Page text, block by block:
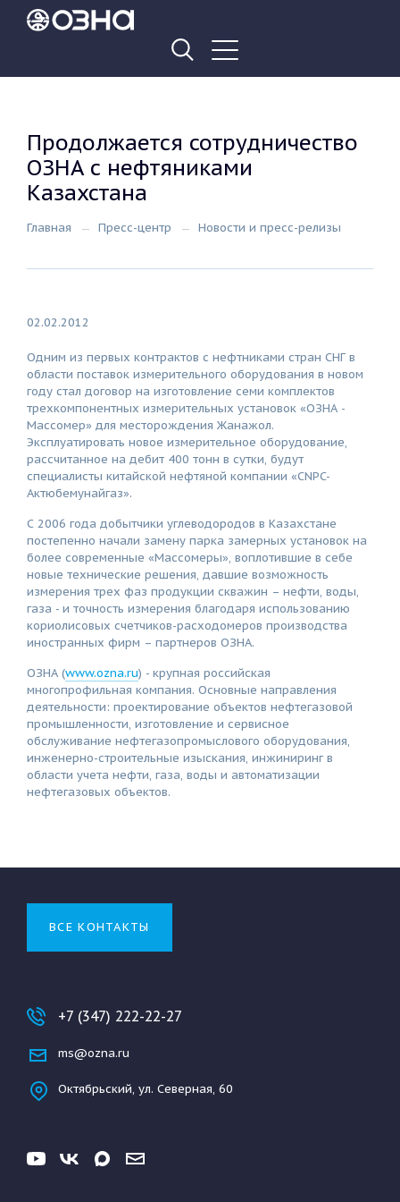
Продолжается сотрудничество
ОЗНА с нефтяниками
Казахстана
Главная Пресс-центр Новости и пресс-релизы
02.02.2012
Одним из первых контрактов с нефтниками стран СНГ в
области поставок измерительного оборудования в новом
году стал договор на изготовление семи комплектов
трехкомпонентных измерительных установок «ОЗНА -
Массомер» для месторождения Жанажол.
Эксплуатировать новое измерительное оборудование,
рассчитанное на дебит 400 тонн в сутки, будут
специалисты китайской нефтяной компании «CNPC-
Актюбемунайгаз».
С 2006 года добытчики углеводородов в Казахстане
постепенно начали замену парка замерных установок на
более современные «Массомеры», воплотившие в себе
новые технические решения, давшие возможность
измерения трех фаз продукции скважин – нефти, воды,
газа - и точность измерения благодаря использованию
кориолисовых счетчиков-расходомеров производства
иностранных фирм – партнеров ОЗНА.
ОЗНА (www.ozna.ru) - крупная российская
многопрофильная компания. Основные направления
деятельности: проектирование объектов нефтегазовой
промышленности, изготовление и сервисное
обслуживание нефтегазопромыслового оборудования,
инженерно-строительные изыскания, инжиниринг в
области учета нефти, газа, воды и автоматизации
нефтегазовых объектов.
ВСЕ КОНТАКТЫ
+7 (347) 222-22-27
ms@ozna.ru
Октябрьский, ул. Северная, 60